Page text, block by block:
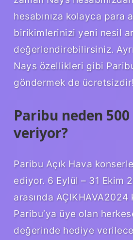
hesabınıza kolayca para
birikimlerinizi yeni nesil
değerlendirebilirsiniz.
Nays özellikleri gibi
göndermek de
Paribu neden 500
veriyor?
Paribu Açık Hava
ediyor. 6 Eylül – 31 Ekim
arasında AÇIKHAVA2024
Paribu’ya üye olan
değerinde hediye